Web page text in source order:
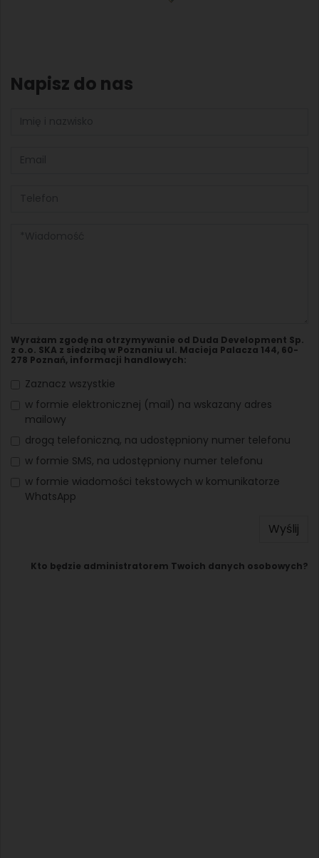
Napisz do nas
Wyrażam zgodę na otrzymywanie od Duda Development Sp.
z o.o. SKA z siedzibą w Poznaniu ul. Macieja Palacza 144, 60-
278 Poznań, informacji handlowych:
Zaznacz wszystkie
w formie elektronicznej (mail) na wskazany adres
mailowy
drogą telefoniczną, na udostępniony numer telefonu
w formie SMS, na udostępniony numer telefonu
w formie wiadomości tekstowych w komunikatorze
WhatsApp
Wyślij
Kto będzie administratorem Twoich danych osobowych?